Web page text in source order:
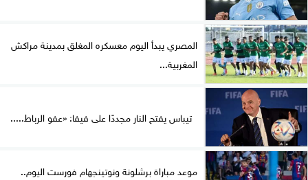
المصري يبدأ اليوم معسكره المغلق بمدينة مراكش
المغربية...
تيباس يفتح النار مجددًا على فيفا: «عفو الرباط.....
موعد مباراة برشلونة ونوتينجهام فورست اليوم..